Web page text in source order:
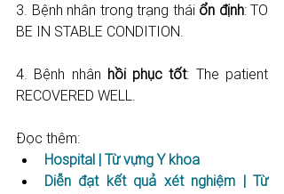
3. Bệnh nhân trong trạng thái ổn định: TO
BE IN STABLE CONDITION.
4. Bệnh nhân hồi phục tốt: The patient
RECOVERED WELL.
Đọc thêm:
Hospital | Từ vựng Y khoa
Diễn đạt kết quả xét nghiệm | Từ